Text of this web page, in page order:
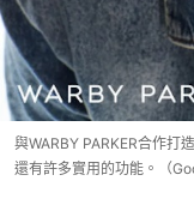
與WARBY PARKER合作打
還有許多實用的功能。（